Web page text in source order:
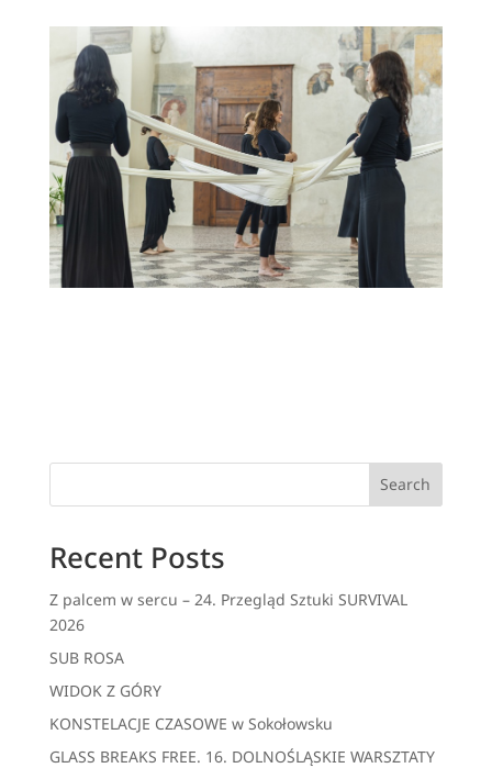
Search
Recent Posts
Z palcem w sercu – 24. Przegląd Sztuki SURVIVAL
2026
SUB ROSA
WIDOK Z GÓRY
KONSTELACJE CZASOWE w Sokołowsku
GLASS BREAKS FREE. 16. DOLNOŚLĄSKIE WARSZTATY